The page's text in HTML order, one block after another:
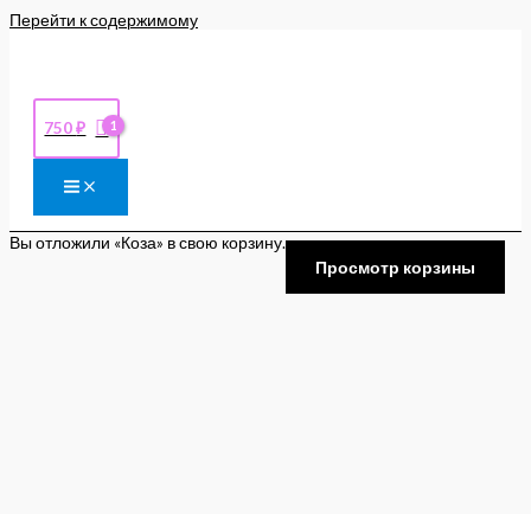
Перейти к содержимому
750₽
Вы отложили «Коза» в свою корзину.
Просмотр корзины